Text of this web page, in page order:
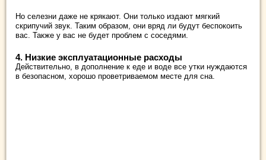
Но селезни даже не крякают. Они только издают мягкий
скрипучий звук. Таким образом, они вряд ли будут беспокоить
вас. Также у вас не будет проблем с соседями.
4. Низкие эксплуатационные расходы
Действительно, в дополнение к еде и воде все утки нуждаются
в безопасном, хорошо проветриваемом месте для сна.